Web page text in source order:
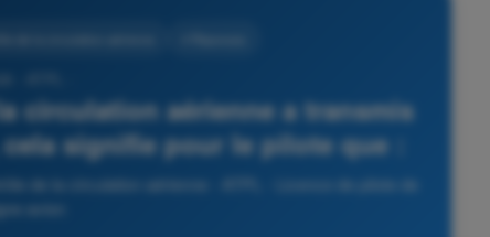
circulation aérienne a transmis
signifie pour le pilote que :
de la circulation aérienne - ATPL - Licence de pilote de
avion